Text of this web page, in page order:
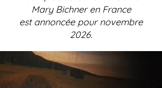
Mary Bichner en France
est annoncée pour novembre
2026.